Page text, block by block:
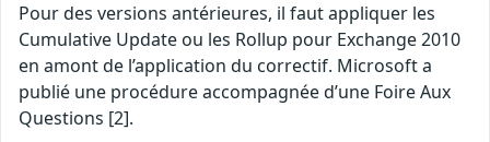
Pour des versions antérieures, il faut appliquer les
Cumulative Update ou les Rollup pour Exchange 2010
en amont de l’application du correctif. Microsoft a
publié une procédure accompagnée d’une Foire Aux
Questions [2].